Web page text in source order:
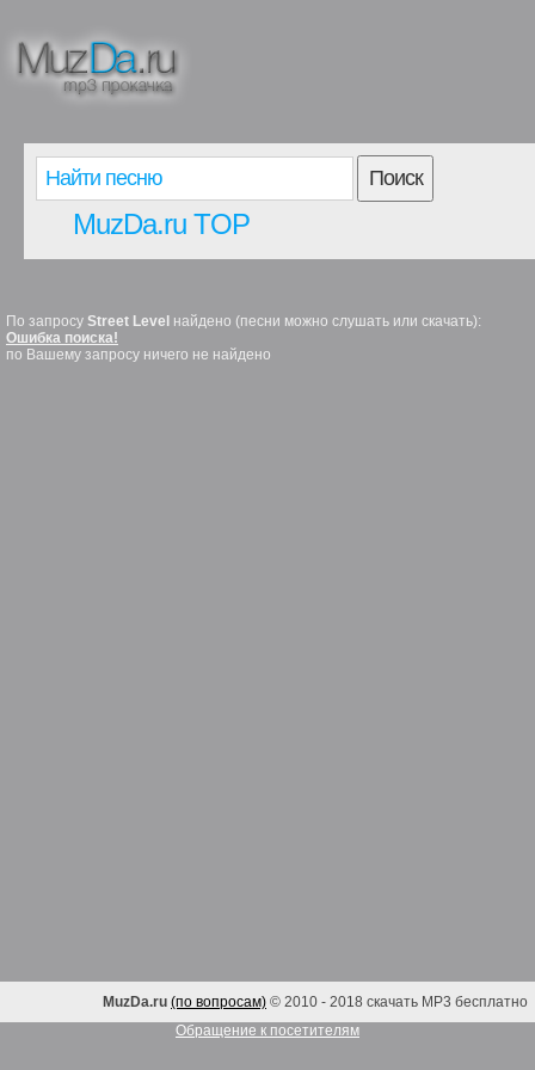
Поиск
MuzDa.ru TOP
По запросу Street Level найдено (песни можно слушать или скачать):
Ошибка поиска!
по Вашему запросу ничего не найдено
MuzDa.ru (по вопросам) © 2010 - 2018 скачать MP3 бесплатно
Обращение к посетителям